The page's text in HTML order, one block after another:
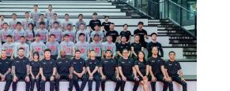
AIRLINES SINGAPORE GRAND
ารีน่า เบย์ สตรีท เซอร์กิต ประเทศ
นาม ฟรี! จำนวน 1 รางวัล (รางวัลละ 2 ที่
บาท